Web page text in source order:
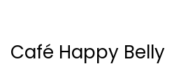
Café Happy Belly